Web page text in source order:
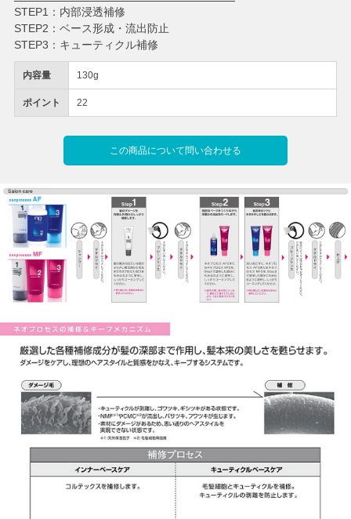
内容量 130g
ポイント 22
この商品について問い合わせる
STEP1：内部浸透補修
STEP2：ベース形成・流出防止
STEP3：キューティクル補修